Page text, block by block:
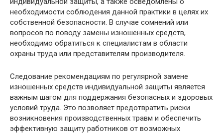
необходимости соблюдения данной практики в целях их
собственной безопасности. В случае сомнений или
вопросов по поводу замены изношенных средств,
необходимо обратиться к специалистам в области
охраны труда или представителям производителя.
Следование рекомендациям по регулярной замене
изношенных средств индивидуальной защиты является
важным шагом для поддержания безопасных и здоровых
условий труда. Это позволяет предотвратить риски
возникновения производственных травм и обеспечить
эффективную защиту работников от возможных